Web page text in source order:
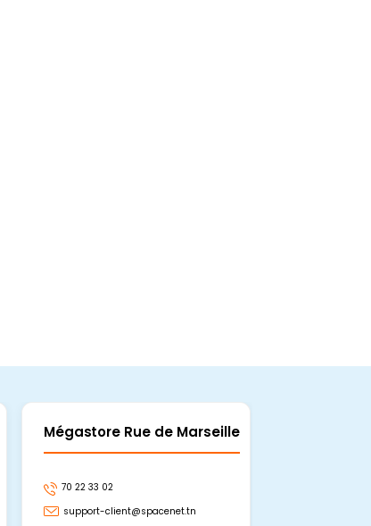
Mégastore Rue de Marseille
70 22 33 02
support-client@spacenet.tn